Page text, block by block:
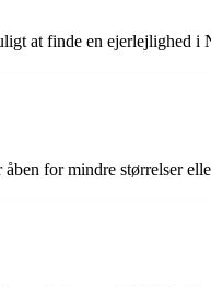
at finde en ejerlejlighed i
for mindre størrelser